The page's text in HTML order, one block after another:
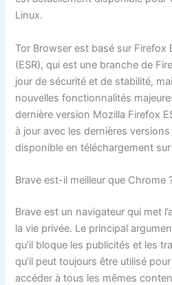
Linux.
Tor Browser est basé sur Firefox
(ESR), qui est une branche de
jour de sécurité et de stabilité,
nouvelles fonctionnalités
dernière version Mozilla Firefox
à jour avec les dernières
disponible en téléchargement
Brave est-il meilleur que Chrome
Brave est un navigateur qui met
la vie privée. Le principal
qu’il bloque les publicités et les
qu’il peut toujours être utilisé
accéder à tous les mêmes